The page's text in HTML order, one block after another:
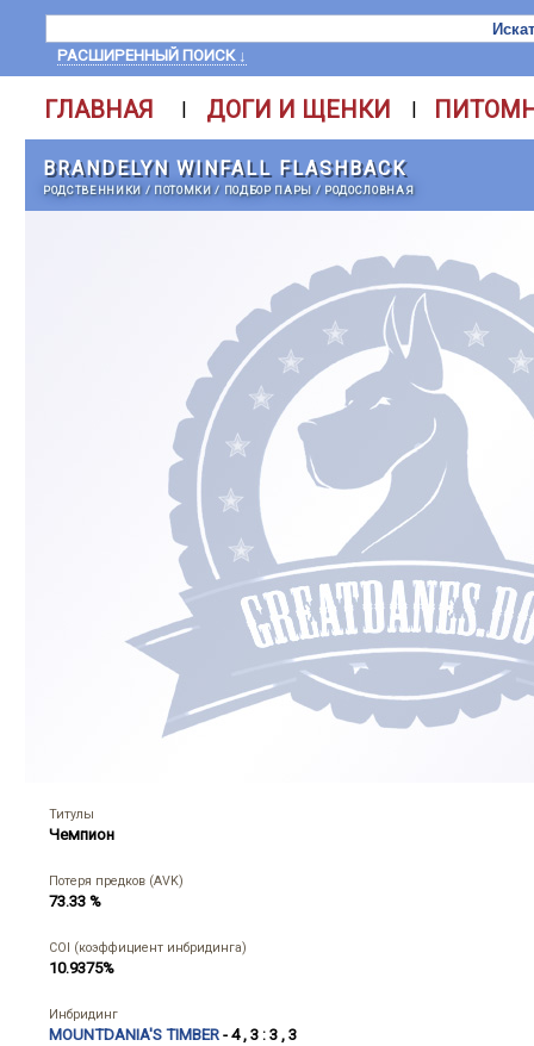
РАСШИРЕННЫЙ ПОИСК ↓
ГЛАВНАЯ | ДОГИ И ЩЕНКИ |
BRANDELYN WINFALL FLASHBACK
РОДСТВЕННИКИ / ПОТОМКИ/ ПОДБОР ПАРЫ / РОДОСЛОВНАЯ
Титулы
Чемпион
Потеря предков (AVK)
73.33 %
COI (коэффициент инбридинга)
10.9375%
Инбридинг
MOUNTDANIA'S TIMBER - 4 , 3 : 3 , 3